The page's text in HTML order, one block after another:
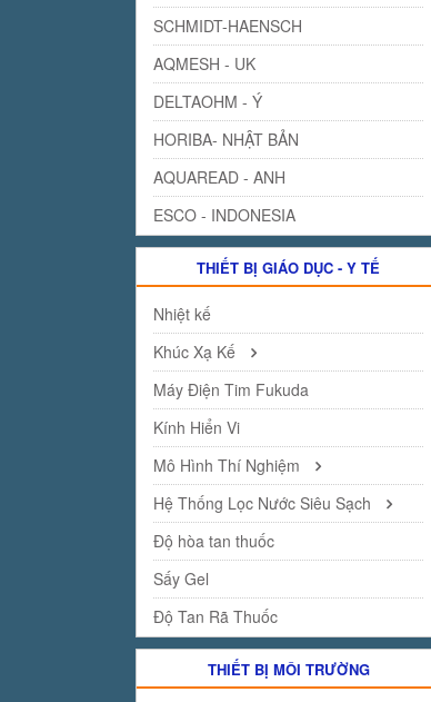
SCHMIDT-HAENSCH
AQMESH - UK
DELTAOHM - Ý
HORIBA- NHẬT BẢN
AQUAREAD - ANH
ESCO - INDONESIA
THIẾT BỊ GIÁO DỤC - Y TẾ
Nhiệt kế
Khúc Xạ Kế
Máy Điện Tim Fukuda
Kính Hiển Vi
Mô Hình Thí Nghiệm
Hệ Thống Lọc Nước Siêu Sạch
Độ hòa tan thuốc
Sấy Gel
Độ Tan Rã Thuốc
THIẾT BỊ MÔI TRƯỜNG